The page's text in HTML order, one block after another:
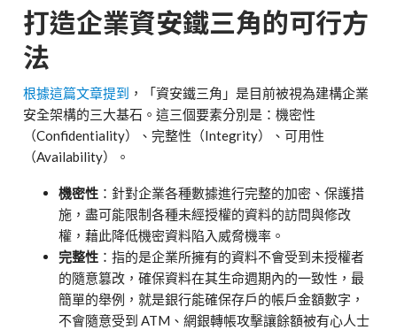
打造企業資安鐵三角的可行方
法
根據這篇文章提到 ，「資安鐵三角」是目前被視為建構企業
安全架構的三大基石。這三個要素分別是：機密性
（Confidentiality）、完整性（Integrity）、可用性
（Availability）。
機密性 ：針對企業各種數據進行完整的加密、保護措
施，盡可能限制各種未經授權的資料的訪問與修改
權，藉此降低機密資料陷入威脅機率。
完整性 ：指的是企業所擁有的資料不會受到未授權者
的隨意篡改，確保資料在其生命週期內的一致性，最
簡單的舉例，就是銀行能確保存戶的帳戶金額數字，
不會隨意受到 ATM 、網銀轉帳攻擊讓餘額被有心人士